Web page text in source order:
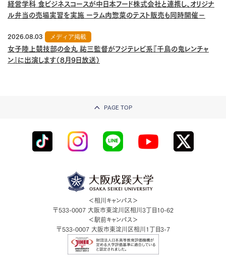
経営学科 食ビジネスコースが中日本フード株式会社と連携し、オリジナ
ル弁当の売場実習を実施 ーラム肉惣菜のテスト販売も同時開催－
2026.08.03
メディア掲載
女子陸上競技部の金丸 祐三監督がフジテレビ系『千鳥の鬼レンチャ
ン』に出演します（8月9日放送）
PAGE TOP
＜相川キャンパス＞
〒533-0007 大阪市東淀川区相川3丁目10-62
＜駅前キャンパス＞
〒533-0007 大阪市東淀川区相川1丁目3-7